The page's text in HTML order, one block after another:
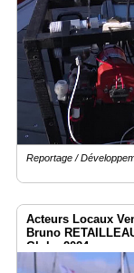
Reportage /
Acteurs Locaux
Bruno
Globe 2024